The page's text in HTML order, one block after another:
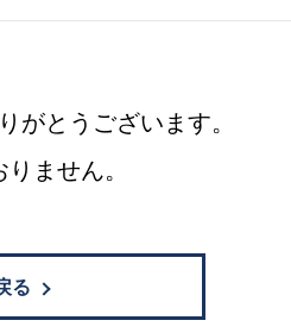
がとうございます。
ません。
る